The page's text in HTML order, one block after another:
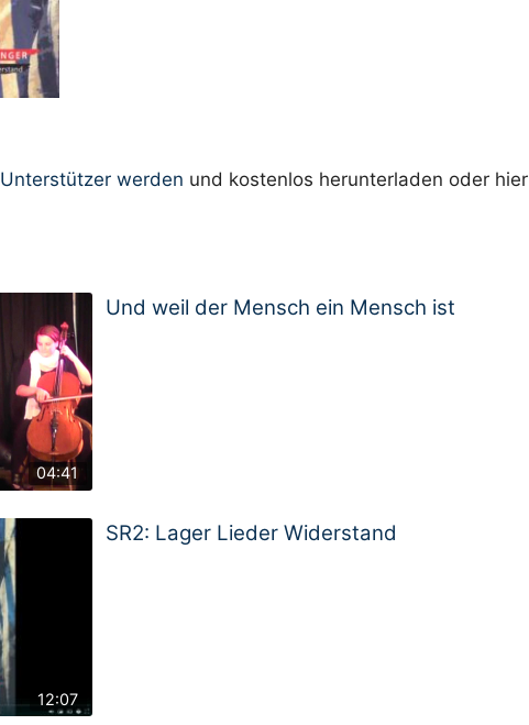
Unterstützer werden und kostenlos herunterladen oder hier
04:41
Und weil der Mensch ein Mensch ist
12:07
SR2: Lager Lieder Widerstand